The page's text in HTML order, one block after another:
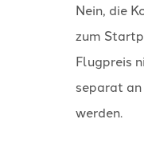
Nein, die
zum
Flugpreis
separat
werden.